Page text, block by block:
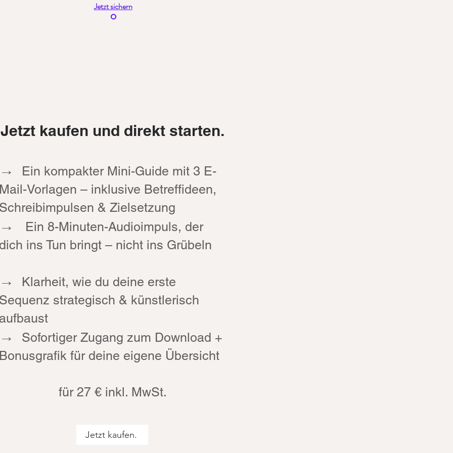
Jetzt sichern
Jetzt kaufen und direkt starten.
Ein kompakter Mini-Guide mit 3 E-
Vorlagen – inklusive Betreffideen,
& Zielsetzung
Ein 8-Minuten-Audioimpuls, der
ins Tun bringt – nicht ins Grübeln
Klarheit, wie du deine erste
strategisch & künstlerisch
Sofortiger Zugang zum Download +
für deine eigene Übersicht
für 27 € inkl. MwSt.
Jetzt kaufen.